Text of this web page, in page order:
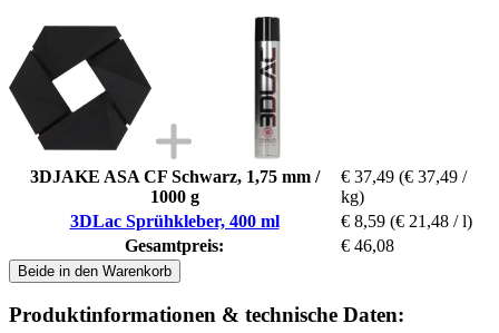
3DJAKE ASA CF Schwarz, 1,75 mm /
1000 g
€ 37,49 (€ 37,49 /
kg)
3DLac Sprühkleber, 400 ml
€ 8,59 (€ 21,48 / l)
Gesamtpreis:
€ 46,08
Beide in den Warenkorb
Produktinformationen & technische Daten: